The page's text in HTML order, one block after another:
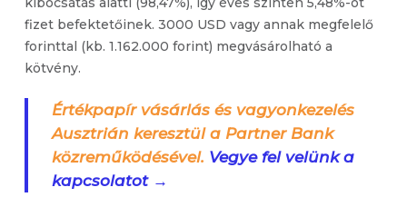
fizet befektetőinek. 3000 USD vagy annak megfelelő
forinttal (kb. 1.162.000 forint) megvásárolható a
kötvény.
Értékpapír vásárlás és vagyonkezelés
Ausztrián keresztül a Partner Bank
közreműködésével. Vegye fel velünk a
kapcsolatot →